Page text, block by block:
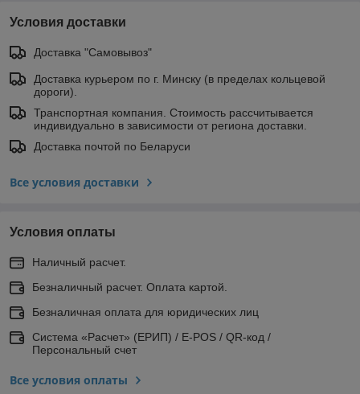
Условия доставки
Доставка "Самовывоз"
Доставка курьером по г. Минску (в пределах кольцевой
дороги).
Транспортная компания. Стоимость рассчитывается
индивидуально в зависимости от региона доставки.
Доставка почтой по Беларуси
Все условия доставки
Условия оплаты
Наличный расчет.
Безналичный расчет. Оплата картой.
Безналичная оплата для юридических лиц
Система «Расчет» (ЕРИП) / E-POS / QR-код /
Персональный счет
Все условия оплаты